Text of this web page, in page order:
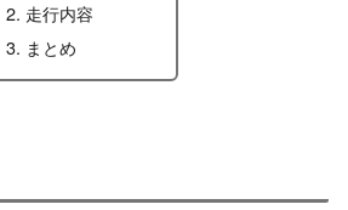
走行内容
まとめ